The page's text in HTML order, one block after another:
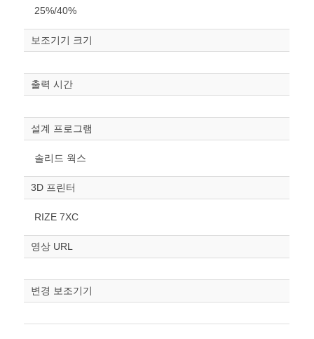
조정“ 버튼을 눌러주세요.
mm
폭
스케일
조정
25%/40%
보조기기 크기
출력 시간
설계 프로그램
솔리드 웍스
3D 프린터
RIZE 7XC
영상 URL
변경 보조기기